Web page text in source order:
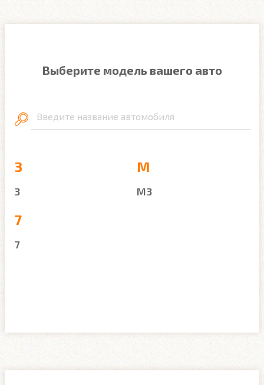
Выберите модель вашего авто
Введите название автомобиля
3
3
7
7
M
M3